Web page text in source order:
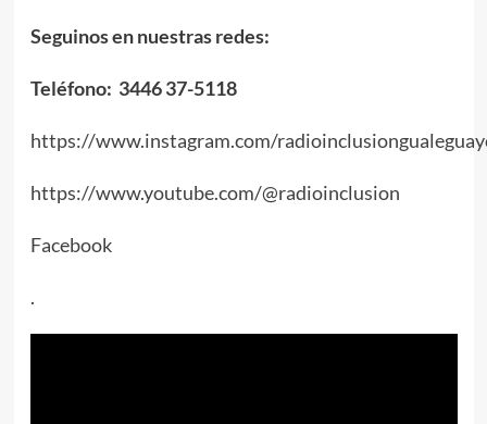
Seguinos en nuestras redes:
Teléfono: 3446 37-5118
https://www.instagram.com/
https://www.youtube.com/@radioinclusion
Facebook
.